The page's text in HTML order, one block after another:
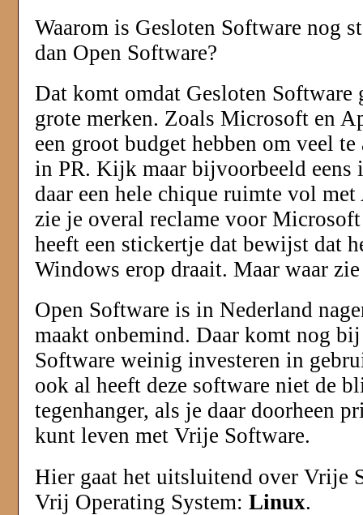
Waarom is Gesloten Software nog
dan Open Software?
Dat komt omdat Gesloten Software
grote merken. Zoals Microsoft en
een groot budget hebben om veel
in PR. Kijk maar bijvoorbeeld eens
daar een hele chique ruimte vol
zie je overal reclame voor
heeft een stickertje dat bewijst dat
Windows erop draait. Maar waar
Open Software is in Nederland
maakt onbemind. Daar komt nog
Software weinig investeren in
ook al heeft deze software niet de
tegenhanger, als je daar doorheen
kunt leven met Vrije Software.
Hier gaat het uitsluitend over Vrije
Vrij Operating System:Linux.